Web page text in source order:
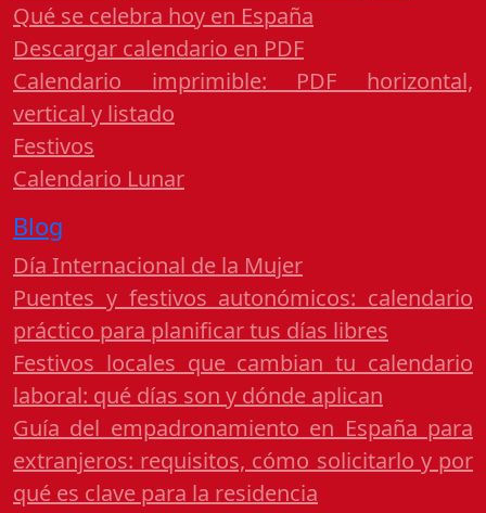
Qué se celebra hoy en España
Descargar calendario en PDF
Calendario imprimible: PDF horizontal,
vertical y listado
Festivos
Calendario Lunar
Blog
Día Internacional de la Mujer
Puentes y festivos autonómicos: calendario
práctico para planificar tus días libres
Festivos locales que cambian tu calendario
laboral: qué días son y dónde aplican
Guía del empadronamiento en España para
extranjeros: requisitos, cómo solicitarlo y por
qué es clave para la residencia